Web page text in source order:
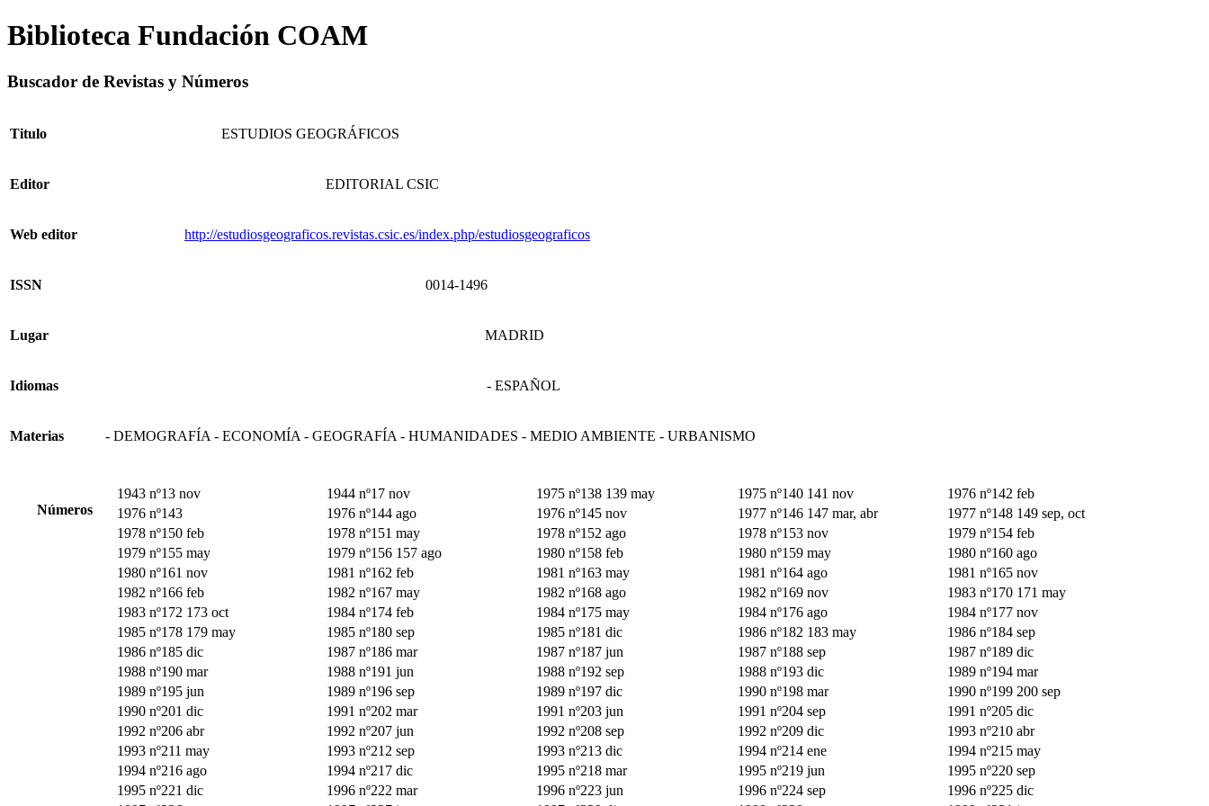
Biblioteca Fundación COAM
Buscador de Revistas y Números
Titulo ESTUDIOS GEOGRÁFICOS
Editor EDITORIAL CSIC
Web editor http://estudiosgeograficos.revistas.csic.es/index.php/estudiosgeograficos
ISSN 0014-1496
Lugar MADRID
Idiomas - ESPAÑOL
Materias - DEMOGRAFÍA - ECONOMÍA - GEOGRAFÍA - HUMANIDADES - MEDIO AMBIENTE - URBANISMO
Números
1943 nº13 nov 1944 nº17 nov 1975 nº138 139 may 1975 nº140 141 nov
1976 nº142 feb
1976 nº143
1976 nº144 ago 1976 nº145 nov 1977 nº146 147 mar, abr
1977 nº148 149 sep, oct
1978 nº150 feb
1978 nº151 may 1978 nº152 ago 1978 nº153 nov
1979 nº154 feb
1979 nº155 may
1979 nº156 157 ago 1980 nº158 feb 1980 nº159 may
1980 nº160 ago
1980 nº161 nov
1981 nº162 feb 1981 nº163 may 1981 nº164 ago
1981 nº165 nov
1982 nº166 feb
1982 nº167 may 1982 nº168 ago 1982 nº169 nov
1983 nº170 171 may
1983 nº172 173 oct
1984 nº174 feb 1984 nº175 may 1984 nº176 ago
1984 nº177 nov
1985 nº178 179 may
1985 nº180 sep 1985 nº181 dic 1986 nº182 183 may
1986 nº184 sep
1986 nº185 dic
1987 nº186 mar 1987 nº187 jun 1987 nº188 sep
1987 nº189 dic
1988 nº190 mar
1988 nº191 jun 1988 nº192 sep 1988 nº193 dic
1989 nº194 mar
1989 nº195 jun
1989 nº196 sep 1989 nº197 dic 1990 nº198 mar
1990 nº199 200 sep
1990 nº201 dic
1991 nº202 mar 1991 nº203 jun 1991 nº204 sep
1991 nº205 dic
1992 nº206 abr
1992 nº207 jun 1992 nº208 sep 1992 nº209 dic
1993 nº210 abr
1993 nº211 may
1993 nº212 sep 1993 nº213 dic 1994 nº214 ene
1994 nº215 may
1994 nº216 ago
1994 nº217 dic 1995 nº218 mar 1995 nº219 jun
1995 nº220 sep
1995 nº221 dic
1996 nº222 mar 1996 nº223 jun 1996 nº224 sep
1996 nº225 dic